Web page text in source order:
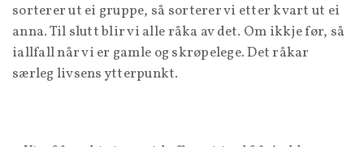
sorterer ut ei gruppe, så sorterer vi etter kvart ut ei
anna. Til slutt blir vi alle råka av det. Om ikkje før, så
iallfall når vi er gamle og skrøpelege. Det råkar
særleg livsens ytterpunkt.